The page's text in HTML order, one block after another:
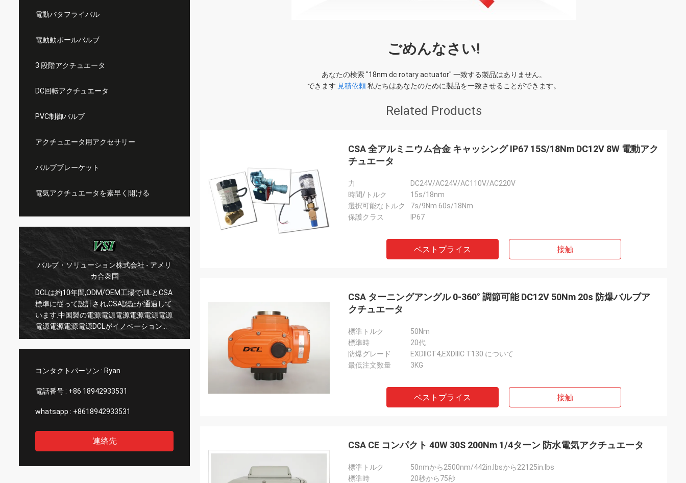
電動バタフライバル
電動動ボールバルブ
3 段階アクチュエータ
DC回転アクチュエータ
PVC制御バルブ
アクチュエータ用アクセサリー
バルブブレーケット
電気アクチュエータを素早く開ける
バルブ・ソリューション株式会社 - アメリ
カ合衆国
DCLは約10年間,ODM/OEM工場で,ULとCSA
標準に従って設計され,CSA認証が通過して
います.中国製の電源電源電源電源電源電源
電源電源電源電源DCLがイノベーションを
維持できると期待しています
を第一に考え,従業員は製品に非常に厳格で
す.彼らは常に多くの実験とテストを行い
新しいデザインとアップグレードを確認し
ます素晴らしい品質管理も 素晴らしいです
あり 供給業者です 電気アクチュエータが
冷却コンプレッサーの ガイドフレーンを動
中の HVACの顧客にサービスを提供してい
ます彼らは常に非常に信頼性の高い製品と
時間通りにサービスを提供しています
コンタクトパーソン : Ryan
電話番号 : +86 18942933531
whatsapp : +8618942933531
連絡先
ごめんなさい!
あなたの検索 "18nm dc rotary actuator" 一致する製品はありません。
できます 見積依頼私たちはあなたのために製品を一致させることができます。
Related Products
CSA 全アルミニウム合金 キャッシング IP67 15S/18Nm DC12V 8W 電動アク
チュエータ
力
DC24V/AC24V/AC110V/AC220V
時間/トルク
15s/18nm
選択可能なトルク
7s/9Nm 60s/18Nm
保護クラス
IP67
ベストプライス 接触
CSA ターニングアングル 0-360° 調節可能 DC12V 50Nm 20s 防爆バルブア
クチュエータ
標準トルク
50Nm
標準時
20代
防爆グレード
EXDIICT4,EXDIIIC T130 について
最低注文数量
3KG
ベストプライス 接触
CSA CE コンパクト 40W 30S 200Nm 1/4ターン 防水電気アクチュエータ
標準トルク
50nmから2500nm/442in.lbsから22125in.lbs
標準時
20秒から75秒